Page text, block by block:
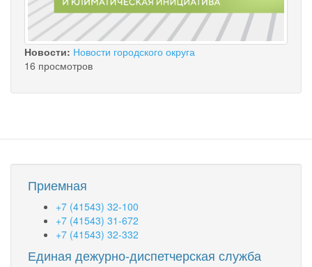
Новости: Новости городского округа
16 просмотров
Приемная
+7 (41543) 32-100
+7 (41543) 31-672
+7 (41543) 32-332
Единая дежурно-диспетчерская служба